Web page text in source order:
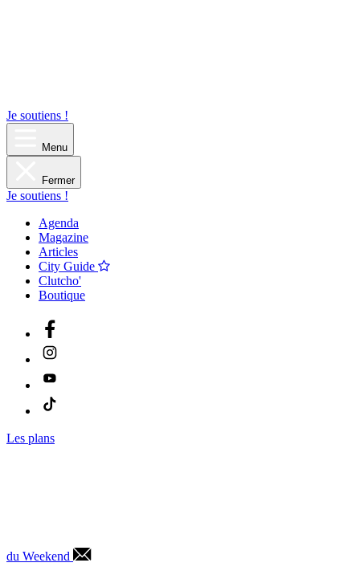
Je soutiens !
Menu
Fermer
Je soutiens !
Agenda
Magazine
Articles
City Guide
Clutcho'
Boutique
Les plans
du Weekend